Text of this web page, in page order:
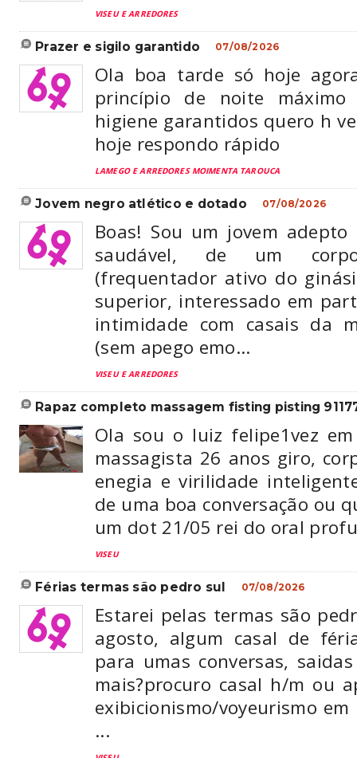
VISEU E ARREDORES
prazer e sigilo garantido 07/08/2026
Ola boa tarde só hoje
princípio de noite
higiene garantidos quero h
hoje respondo rápido
LAMEGO E ARREDORES MOIMENTA TAROUCA
jovem negro atlético e dotado 07/08/2026
Boas! Sou um jovem
saudável, de um
(frequentador ativo do
superior, interessado em
intimidade com casais da
(sem apego emo...
VISEU E ARREDORES
rapaz completo massagem fisting pisting
Ola sou o luiz felipe1vez
massagista 26 anos giro,
enegia e virilidade
de uma boa conversação ou
um dot 21/05 rei do oral
VISEU
férias termas são pedro sul 07/08/2026
Estarei pelas termas são
agosto, algum casal de
para umas conversas,
mais?procuro casal h/m ou
exibicionismo/voyeurismo
...